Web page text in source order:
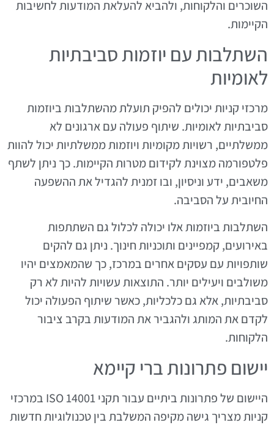
השוכרים והלקוחות, ולהביא להעלאת המודעות לחשיבות
הקיימות.
השתלבות עם יוזמות סביבתיות
לאומיות
מרכזי קניות יכולים להפיק תועלת מהשתלבות ביוזמות
סביבתיות לאומיות. שיתוף פעולה עם ארגונים לא
ממשלתיים, רשויות מקומיות ויוזמות ממשלתיות יכול להוות
פלטפורמה מצוינת לקידום מטרות הקיימות. כך ניתן לשתף
משאבים, ידע וניסיון, ובו זמנית להגדיל את ההשפעה
החיובית על הסביבה.
השתלבות ביוזמות אלו יכולה לכלול גם השתתפות
באירועים, קמפיינים ותוכניות חינוך. ניתן גם להקים
שותפויות עם עסקים אחרים במרכז, כך שהמאמצים יהיו
משולבים ויעילים יותר. התוצאות עשויות להיות לא רק
סביבתיות, אלא גם כלכליות, כאשר שיתוף הפעולה יכול
לקדם את המותג ולהגביר את המודעות בקרב ציבור
הלקוחות.
יישום פתרונות ברי קיימא
היישום של פתרונות ביתיים עבור תקני ISO 14001 במרכזי
קניות מצריך גישה מקיפה המשלבת בין טכנולוגיות חדשות